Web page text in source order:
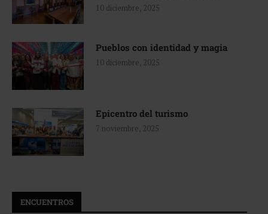
10 diciembre, 2025
Pueblos con identidad y magia
10 diciembre, 2025
Epicentro del turismo
7 noviembre, 2025
ENCUENTROS